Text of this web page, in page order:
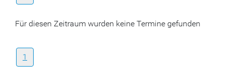
Für diesen Zeitraum wurden keine Termine gefunden
1